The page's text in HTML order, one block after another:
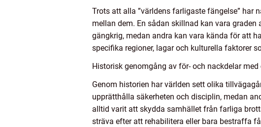
Trots att alla ”världens farligaste fängelse”
mellan dem. En sådan skillnad kan vara
gängkrig, medan andra kan vara kända för att
specifika regioner, lagar och kulturella faktorer
Historisk genomgång av för- och nackdelar
Genom historien har världen sett olika
upprätthålla säkerheten och disciplin, medan
alltid varit att skydda samhället från farliga
sträva efter att rehabilitera eller bara bestraffa